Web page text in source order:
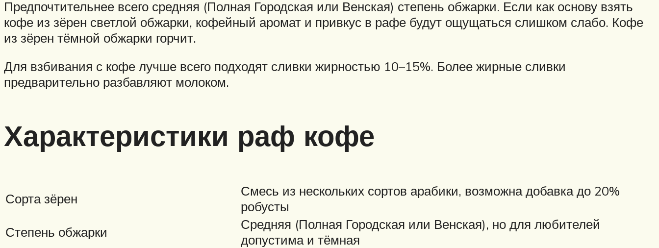
Предпочтительнее всего средняя (Полная Городская или Венская) степень обжарки. Если как основу взять
кофе из зёрен светлой обжарки, кофейный аромат и привкус в рафе будут ощущаться слишком слабо. Кофе
из зёрен тёмной обжарки горчит.
Для взбивания с кофе лучше всего подходят сливки жирностью 10–15%. Более жирные сливки
предварительно разбавляют молоком.
Характеристики раф кофе
Сорта зёрен
Смесь из нескольких сортов арабики, возможна добавка до 20%
робусты
Степень обжарки
Средняя (Полная Городская или Венская), но для любителей
допустима и тёмная